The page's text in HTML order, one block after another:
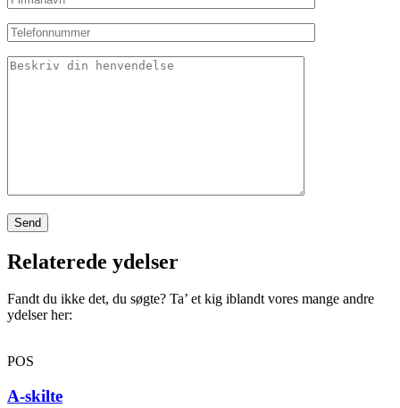
Relaterede ydelser
Fandt du ikke det, du søgte? Ta’ et kig iblandt vores mange andre
ydelser her:
POS
A-skilte